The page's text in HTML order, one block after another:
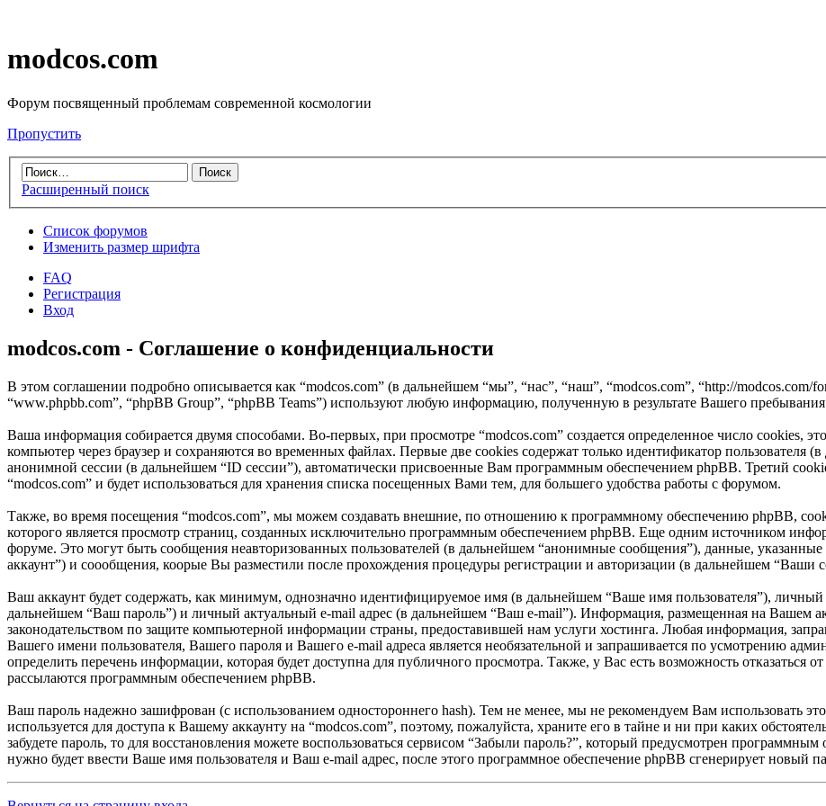
modcos.com
Форум посвященный проблемам современной космологии
Пропустить
Расширенный поиск
Список форумов
Изменить размер шрифта
FAQ
Регистрация
Вход
modcos.com - Соглашение о конфиденциальности
В этом соглашении подробно описывается как “modcos.com” (в дальнейшем “мы”, “нас”, “наш”, “modcos.com”, “http://
“www.phpbb.com”, “phpBB Group”, “phpBB Teams”) используют любую информацию, полученную в результате Вашего
Ваша информация собирается двумя способами. Во-первых, при просмотре “modcos.com” создается определенное число cookies,
компьютер через браузер и сохраняются во временных файлах. Первые две cookies содержат только идентификатор пользователя
анонимной сессии (в дальнейшем “ID сессии”), автоматически присвоенные Вам программным обеспечением phpBB. Третий
“modcos.com” и будет использоваться для хранения списка посещенных Вами тем, для большего удобства работы с форумом.
Также, во время посещения “modcos.com”, мы можем создавать внешние, по отношению к программному обеспечению phpBB,
которого является просмотр страниц, созданных исключительно программным обеспечением phpBB. Еще одним источником
форуме. Это могут быть сообщения неавторизованных пользователей (в дальнейшем “анонимные сообщения”), данные,
аккаунт”) и соообщения, коорые Вы разместили после прохождения процедуры регистрации и авторизации (в дальнейшем “Ваши
Ваш аккаунт будет содержать, как минимум, однозначно идентифицируемое имя (в дальнейшем “Ваше имя пользователя”),
дальнейшем “Ваш пароль”) и личный актуальный e-mail адрес (в дальнейшем “Ваш e-mail”). Информация, размещенная на Вашем
законодательством по защите компьютерной информации страны, предоставившей нам услуги хостинга. Любая информация,
Вашего имени пользователя, Вашего пароля и Вашего e-mail адреса является необязательной и запрашивается по усмотрению
определить перечень информации, которая будет доступна для публичного просмотра. Также, у Вас есть возможность отказаться
рассылаются программным обеспечением phpBB.
Ваш пароль надежно зашифрован (с использованием одностороннего hash). Тем не менее, мы не рекомендуем Вам использовать
используется для доступа к Вашему аккаунту на “modcos.com”, поэтому, пожалуйста, храните его в тайне и ни при каких
забудете пароль, то для восстановления можете воспользоваться сервисом “Забыли пароль?”, который предусмотрен
нужно будет ввести Ваше имя пользователя и Ваш e-mail адрес, после этого программное обеспечение phpBB сгенерирует новый